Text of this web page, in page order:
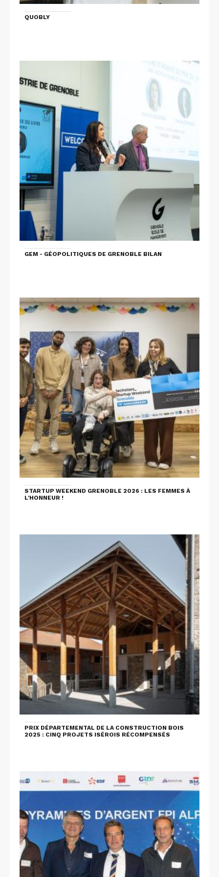
QUOBLY
GEM - GÉOPOLITIQUES DE GRENOBLE BILAN
STARTUP WEEKEND GRENOBLE 2026 : LES FEMMES À
L'HONNEUR !
PRIX DÉPARTEMENTAL DE LA CONSTRUCTION BOIS
2025 : CINQ PROJETS ISÉROIS RÉCOMPENSÉS